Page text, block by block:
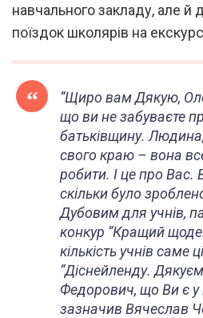
навчального закладу, але й
поїздок школярів на
“Щиро вам Дякую,
що ви не забуваєте
батьківщину.
свого краю – вона
робити. І це про Вас.
скільки було
Дубовим для учнів,
конкур “Кращий
кількість учнів саме
“Діснейленду.
Федорович, що Ви є у
зазначив Вячеслав